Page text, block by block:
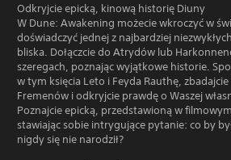
Odkryjcie epicką, kinową historię Diuny
W Dune: Awakening możecie wkroczyć w
doświadczyć jednej z najbardziej
bliska. Dołączcie do Atrydów lub
szeregach, poznając wyjątkowe historie.
w tym księcia Leto i Feyda Rauthę,
Fremenów i odkryjcie prawdę o Waszej
Poznajcie epicką, przedstawioną w
stawiając sobie intrygujące pytanie: co by
nigdy się nie narodził?